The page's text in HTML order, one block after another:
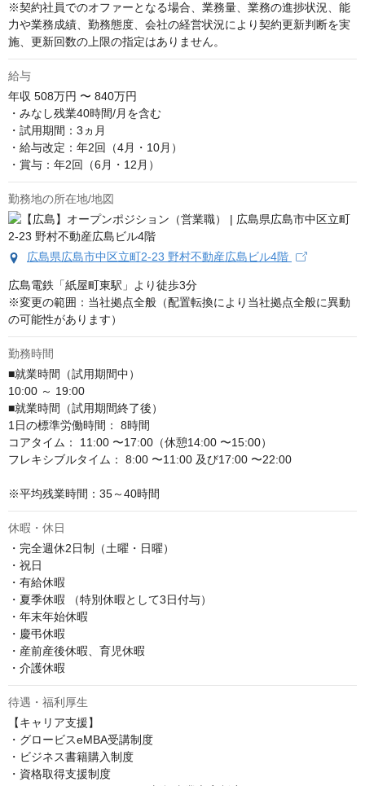
※契約社員でのオファーとなる場合、業務量、業務の進捗状況、能
力や業務成績、勤務態度、会社の経営状況により契約更新判断を実
施、更新回数の上限の指定はありません。
給与
年収 508万円 〜 840万円
・みなし残業40時間/月を含む
・試用期間：3ヵ月
・給与改定：年2回（4月・10月）
・賞与：年2回（6月・12月）
勤務地の所在地/地図
広島県広島市中区立町2-23 野村不動産広島ビル4階
広島電鉄「紙屋町東駅」より徒歩3分
※変更の範囲：当社拠点全般（配置転換により当社拠点全般に異動
の可能性があります）
勤務時間
■就業時間（試用期間中）
10:00 ～ 19:00
■就業時間（試用期間終了後）
1日の標準労働時間： 8時間
コアタイム： 11:00 〜17:00（休憩14:00 〜15:00）
フレキシブルタイム： 8:00 〜11:00 及び17:00 〜22:00
※平均残業時間：35～40時間
休暇・休日
・完全週休2日制（土曜・日曜）
・祝日
・有給休暇
・夏季休暇 （特別休暇として3日付与）
・年末年始休暇
・慶弔休暇
・産前産後休暇、育児休暇
・介護休暇
待遇・福利厚生
【キャリア支援】
・グロービスeMBA受講制度
・ビジネス書籍購入制度
・資格取得支援制度